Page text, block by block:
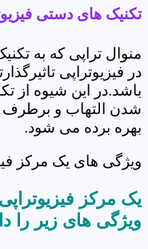
تکنیک های دستی
منوال تراپی که به
در فیزیوتراپی
باشد.در این شیوه از
شدن التهاب و
بهره برده می شود.
ویژگی های یک مرکز
یک مرکز
ویژگی های زیر را